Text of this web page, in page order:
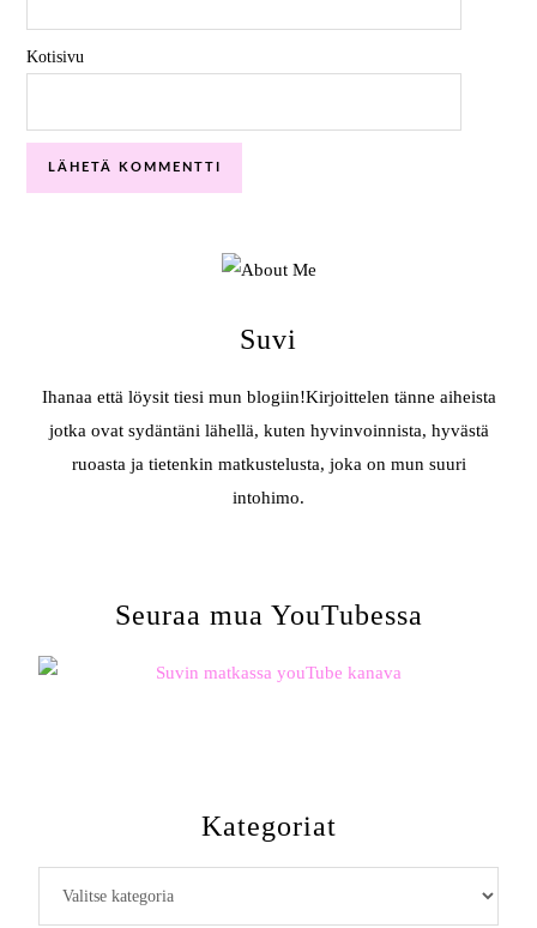
Kotisivu
Suvi
Ihanaa että löysit tiesi mun blogiin!Kirjoittelen tänne aiheista
jotka ovat sydäntäni lähellä, kuten hyvinvoinnista, hyvästä
ruoasta ja tietenkin matkustelusta, joka on mun suuri
intohimo.
Seuraa mua YouTubessa
Kategoriat